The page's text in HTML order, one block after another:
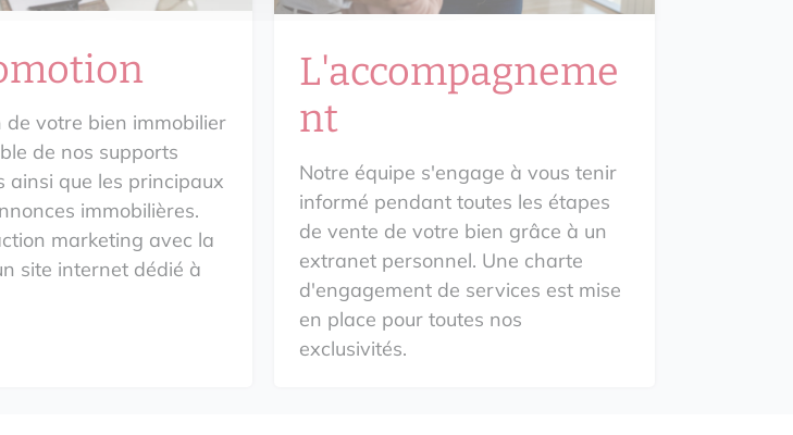
de votre bien immobilier
de nos supports
ainsi que les principaux
immobilières.
marketing avec la
site internet dédié à
L'accompagneme
nt
Notre équipe s'engage à vous tenir
informé pendant toutes les étapes
de vente de votre bien grâce à un
extranet personnel. Une charte
d'engagement de services est mise
en place pour toutes nos
exclusivités.